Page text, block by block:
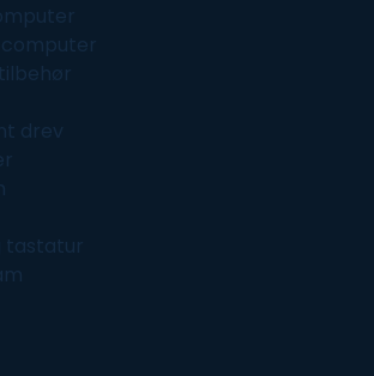
drev
tastatur